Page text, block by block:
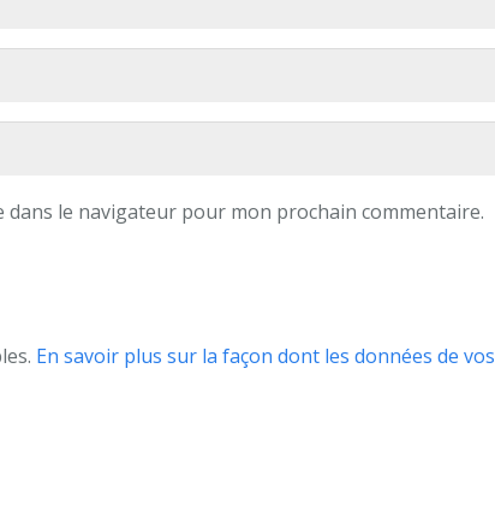
le navigateur pour mon prochain commentaire.
En savoir plus sur la façon dont les données de vos